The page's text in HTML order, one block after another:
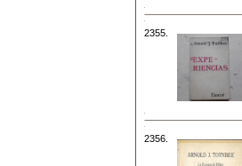
2355.
2356.